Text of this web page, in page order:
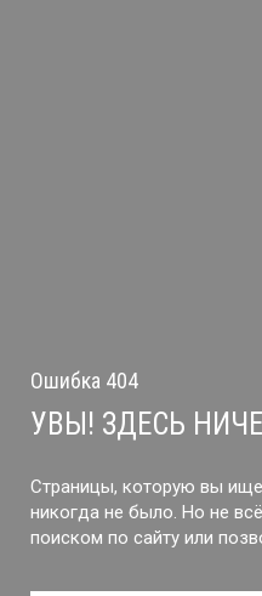
Ошибка 404
УВЫ! ЗДЕСЬ
Страницы, которую вы
никогда не было. Но не
поиском по сайту или